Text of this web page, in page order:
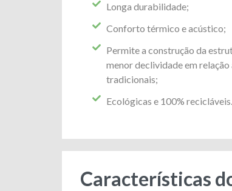
Longa durabilidade;
Conforto térmico e acústico;
Permite a construção da
menor declividade em relação
tradicionais;
Ecológicas e 100% recicláveis.
Características